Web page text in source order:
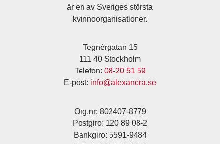
är en av Sveriges största
kvinnoorganisationer.
Tegnérgatan 15
111 40 Stockholm
Telefon: 08-20 51 59
E-post: info@alexandra.se
Org.nr: 802407-8779
Postgiro: 120 89 08-2
Bankgiro: 5591-9484